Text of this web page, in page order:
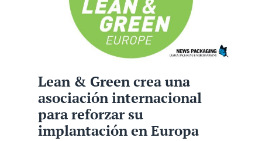
Lean & Green crea una
asociación internacional
para reforzar su
implantación en Europa